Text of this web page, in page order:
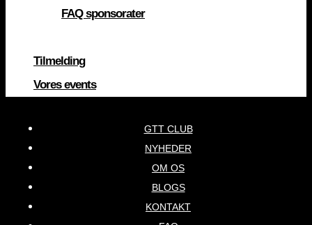
FAQ sponsorater
Tilmelding
Vores events
GTT CLUB
NYHEDER
OM OS
BLOGS
KONTAKT